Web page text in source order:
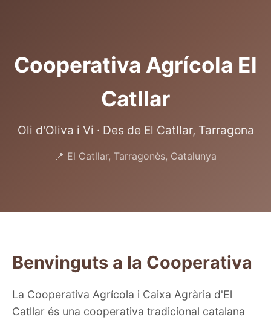
Cooperativa Agrícola El
Catllar
Oli d'Oliva i Vi · Des de El Catllar, Tarragona
📍 El Catllar, Tarragonès, Catalunya
Benvinguts a la Cooperativa
La Cooperativa Agrícola i Caixa Agrària d'El
Catllar és una cooperativa tradicional catalana